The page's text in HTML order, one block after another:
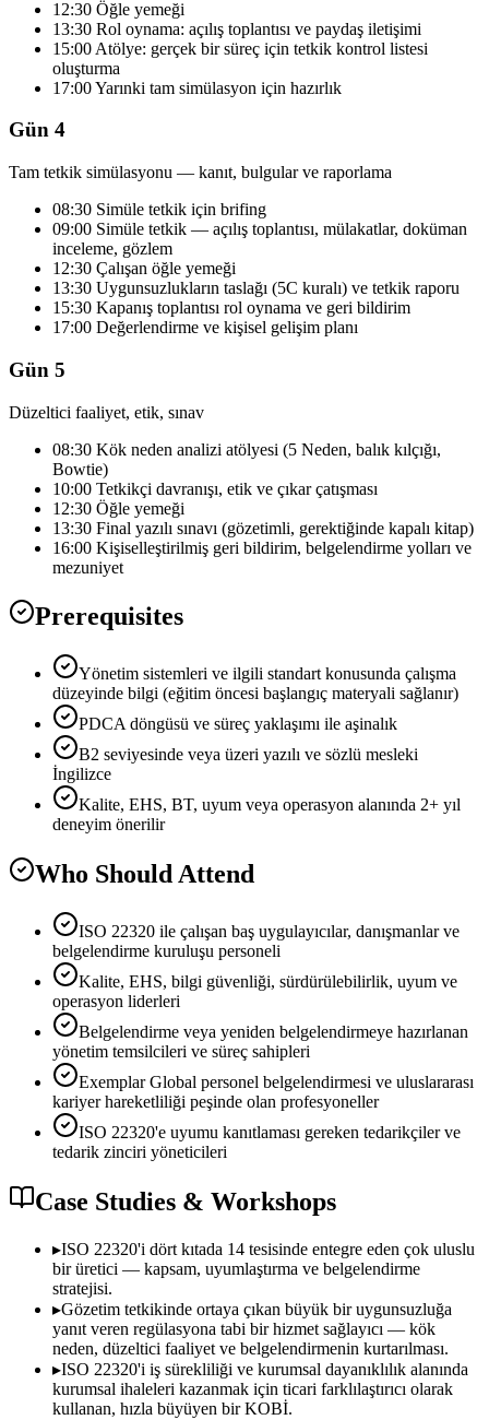
12:30 Öğle yemeği
13:30 Rol oynama: açılış toplantısı ve paydaş iletişimi
15:00 Atölye: gerçek bir süreç için tetkik kontrol listesi
oluşturma
17:00 Yarınki tam simülasyon için hazırlık
Gün 4
Tam tetkik simülasyonu — kanıt, bulgular ve raporlama
08:30 Simüle tetkik için brifing
09:00 Simüle tetkik — açılış toplantısı, mülakatlar, doküman
inceleme, gözlem
12:30 Çalışan öğle yemeği
13:30 Uygunsuzlukların taslağı (5C kuralı) ve tetkik raporu
15:30 Kapanış toplantısı rol oynama ve geri bildirim
17:00 Değerlendirme ve kişisel gelişim planı
Gün 5
Düzeltici faaliyet, etik, sınav
08:30 Kök neden analizi atölyesi (5 Neden, balık kılçığı,
Bowtie)
10:00 Tetkikçi davranışı, etik ve çıkar çatışması
12:30 Öğle yemeği
13:30 Final yazılı sınavı (gözetimli, gerektiğinde kapalı kitap)
16:00 Kişiselleştirilmiş geri bildirim, belgelendirme yolları ve
mezuniyet
Prerequisites
Yönetim sistemleri ve ilgili standart konusunda çalışma
düzeyinde bilgi (eğitim öncesi başlangıç materyali sağlanır)
PDCA döngüsü ve süreç yaklaşımı ile aşinalık
B2 seviyesinde veya üzeri yazılı ve sözlü mesleki
İngilizce
Kalite, EHS, BT, uyum veya operasyon alanında 2+ yıl
deneyim önerilir
Who Should Attend
ISO 22320 ile çalışan baş uygulayıcılar, danışmanlar ve
belgelendirme kuruluşu personeli
Kalite, EHS, bilgi güvenliği, sürdürülebilirlik, uyum ve
operasyon liderleri
Belgelendirme veya yeniden belgelendirmeye hazırlanan
yönetim temsilcileri ve süreç sahipleri
Exemplar Global personel belgelendirmesi ve uluslararası
kariyer hareketliliği peşinde olan profesyoneller
ISO 22320'e uyumu kanıtlaması gereken tedarikçiler ve
tedarik zinciri yöneticileri
Case Studies & Workshops
▸ISO 22320'i dört kıtada 14 tesisinde entegre eden çok uluslu
bir üretici — kapsam, uyumlaştırma ve belgelendirme
stratejisi.
▸Gözetim tetkikinde ortaya çıkan büyük bir uygunsuzluğa
yanıt veren regülasyona tabi bir hizmet sağlayıcı — kök
neden, düzeltici faaliyet ve belgelendirmenin kurtarılması.
▸ISO 22320'i iş sürekliliği ve kurumsal dayanıklılık alanında
kurumsal ihaleleri kazanmak için ticari farklılaştırıcı olarak
kullanan, hızla büyüyen bir KOBİ.